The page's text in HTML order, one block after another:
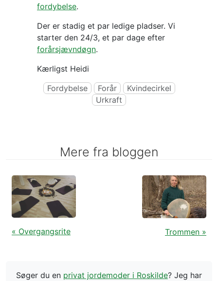
fordybelse.
Der er stadig et par ledige pladser. Vi
starter den 24/3, et par dage efter
forårsjævndøgn.
Kærligst Heidi
Fordybelse
Forår
Kvindecirkel
Urkraft
Mere fra bloggen
« Overgangsrite Trommen »
Søger du en privat jordemoder i Roskilde? Jeg har